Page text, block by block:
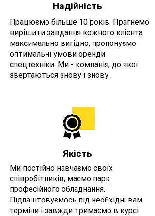
Надійність
Працюємо більше 10 років. Прагнемо
вирішити завдання кожного клієнта
максимально вигідно, пропонуємо
оптимальні умови оренди
спецтехніки. Ми - компанія, до якої
звертаються знову і знову.
Якість
Ми постійно навчаємо своїх
співробітників, маємо парк
професійного обладнання.
Підлаштовуємось під необхідні вам
терміни і завжди тримаємо в курсі